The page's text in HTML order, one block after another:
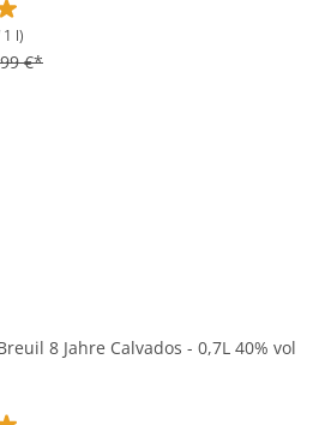
Bewertung von 5 von 5 Sternen
l)
€*
8 Jahre Calvados - 0,7L 40% vol